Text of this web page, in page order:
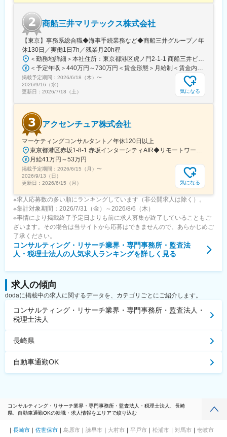
駅、梅田駅(地下鉄)、蒲生四丁目駅、天王寺駅前駅、動物園前駅、
駅前駅、平安通駅、呉服町駅(福岡県)、香椎宮前駅、三宮駅(神戸
市営)、高速神戸駅、西新町駅、信貴山下駅、四宮駅、五条駅(京都
市営)、唐橋前駅、狸小路駅、北１２条駅、あおば通駅、西川緑道
公園駅、猿猴橋町駅、横川一丁目駅、城北駅
県)、西黒崎駅、長崎駅前駅、新宿駅、有楽町駅、四ツ橋駅、府中
本町駅、上野広小路駅、越前花堂駅、茶所駅、ドーム前千代崎
駅、花田口駅、県庁前駅(兵庫県)、郵便局前駅、宇品二丁目駅、比
治山橋駅、旦過駅、天神南駅、五島町駅
商船三井マリテックス株式会社
【東京】事務系総合職◆海事手続業務など◆商船三井グループ／年
休130日／実働1日7h／残業月20h程
掲載予定期間： 2026/6/18（木） 〜
2026/9/16（水）
更新日： 2026/7/18（土） 気になる
アクセンチュア株式会社
マーケティングコンサルタント／年休120日以上
月給41万円～53万円
掲載予定期間： 2026/6/15（月） 〜
2026/9/13（日）
更新日： 2026/6/15（月） 気になる
※求人応募数の多い順にランキングしています（非公開求人は除く）。
※集計対象期間：2026/7/31（金）～2026/8/6（木）
※事情により掲載終了予定日よりも前に求人募集が終了していることもご
ざいます。その場合は当サイトから応募はできませんので、あらかじめご
了承ください。
コンサルティング・リサーチ業界・専門事務所・監査法
人・税理士法人の人気求人ランキングを詳しく見る
求人の傾向
dodaに掲載中の求人に関するデータを、カテゴリごとにご紹介します。
コンサルティング・リサーチ業界・専門事務所・監査法人・
税理士法人
長崎県
自動車通勤OK
コンサルティング・リサーチ業界・専門事務所・監査法人・税理士法人、長崎
県、自動車通勤OKの転職・求人情報をエリアで絞り込む
長崎市 佐世保市 島原市 諫早市 大村市 平戸市 松浦市 対馬市
壱岐市